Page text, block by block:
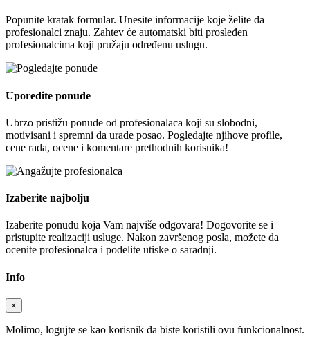
Popunite kratak formular. Unesite informacije koje želite da
profesionalci znaju. Zahtev će automatski biti prosleđen
profesionalcima koji pružaju određenu uslugu.
Uporedite ponude
Ubrzo pristižu ponude od profesionalaca koji su slobodni,
motivisani i spremni da urade posao. Pogledajte njihove profile,
cene rada, ocene i komentare prethodnih korisnika!
Izaberite najbolju
Izaberite ponudu koja Vam najviše odgovara! Dogovorite se i
pristupite realizaciji usluge. Nakon završenog posla, možete da
ocenite profesionalca i podelite utiske o saradnji.
Info
×
Molimo, logujte se kao korisnik da biste koristili ovu funkcionalnost.